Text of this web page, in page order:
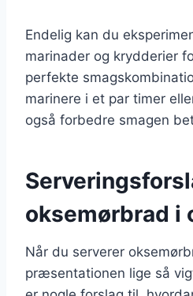
Endelig kan du
marinader og krydderier
perfekte
marinere i et par timer
også forbedre smagen
oksemørbrad i
Når du serverer
præsentationen lige så